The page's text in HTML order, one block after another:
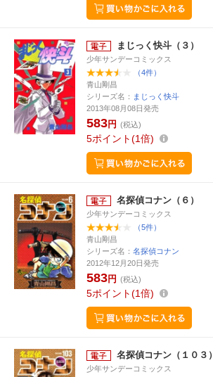
まじっく快斗（３）
少年サンデーコミックス
（4件）
青山剛昌
シリーズ名： まじっく快斗
2013年08月08日発売
583円 (税込)
5ポイント 1倍
名探偵コナン（６）
少年サンデーコミックス
（5件）
青山剛昌
シリーズ名： 名探偵コナン
2012年12月20日発売
583円 (税込)
5ポイント 1倍
名探偵コナン（１０３）
少年サンデーコミックス